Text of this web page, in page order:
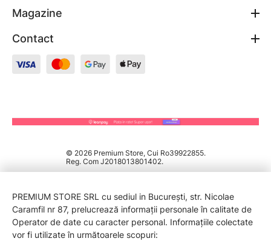
Magazine
Contact
© 2026 Premium Store, Cui Ro39922855.
Reg. Com J2018013801402.
PREMIUM STORE SRL cu sediul in București, str. Nicolae
Caramfil nr 87, prelucrează informații personale în calitate de
Operator de date cu caracter personal. Informațiile colectate
vor fi utilizate în următoarele scopuri: